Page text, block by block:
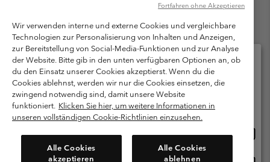
Columbia Sportswear Austria GmbH. Moosfeldstraße 1, 5101
Bergheim, Salzburg Österreich. Alle Rechte vorbehalten.
Nutzungsbedingungen
Allgemeine Verkaufsbedingungen
Garantie
Datenschutzerklärung
Bestimmungen und Bedingungen des Mitglieder Programms
Nutzungsbedingungen Für Nutzergenerierte Inhalte
Cookies
Kundenservice: Mo- Fr. 9:00 - 13:00 & 14:00- 18:00 Uhr
(+)43720880525
Wir verwenden interne und externe Cookies und vergleichbare
Technologien zur Personalisierung von Inhalten und Anzeigen,
zur Bereitstellung von Social-Media-Funktionen und zur Analyse
der Website. Bitte gib in den unten verfügbaren Optionen an, ob
du den Einsatz unserer Cookies akzeptierst. Wenn du die
Cookies ablehnst, werden wir nur die Cookies einsetzen, die
zwingend notwendig sind, damit unsere Website
funktioniert. Klicken Sie hier, um weitere Informationen in
unseren vollständigen Cookie-Richtlinien einzusehen.
Alle Cookies
akzeptieren
Alle Cookies
ablehnen
Fortfahren ohne Akzeptieren
Bitte wählen Sie Ihr Lieferland und Ihre Sprache
Online-Einkauf verfügbar